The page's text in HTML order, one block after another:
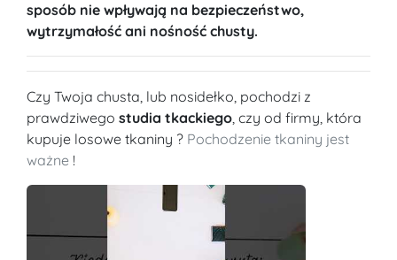
sposób nie wpływają na bezpieczeństwo,
wytrzymałość ani nośność chusty.
Czy Twoja chusta, lub nosidełko, pochodzi z
prawdziwego studia tkackiego, czy od firmy, która
kupuje losowe tkaniny ? Pochodzenie tkaniny jest
ważne !